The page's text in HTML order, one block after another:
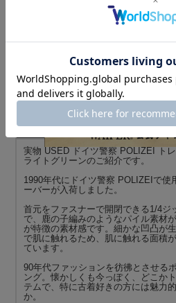
商品名
実物 USED ドイツ警察 POLIZEI ト
ライトグリ
商品説明
実物 USED ドイツ警察 POLIZEI ト
ライトグリーンのご紹介です。
1990年代にドイツ警察 POLIZEIで使
ーバーが入荷しました。
首元をファスナーで開閉できる1/4ジ
で、鹿の子編みのようなパイル素材
が特徴の素材感です。細かな凹凸が
で肌に触れるため、肌に触れる面積
ています。
90年代ファッションを彷彿とさせる
ング。懐かしくも今っぽく、どこか
テムで、特に古着好きの方には魅力
か。